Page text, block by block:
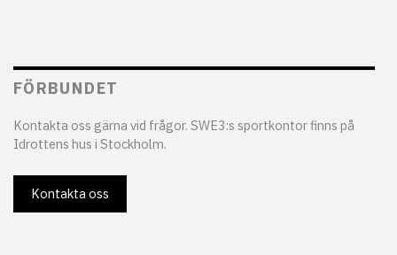
FÖRBUNDET
Kontakta oss gärna vid frågor. SWE3:s sportkontor finns på
Idrottens hus i Stockholm.
Kontakta oss